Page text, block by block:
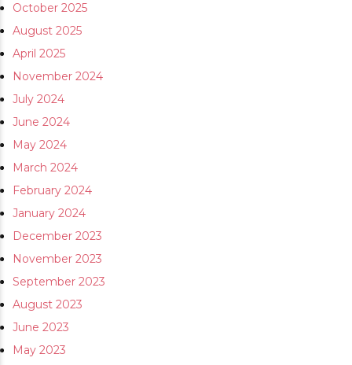
October 2025
August 2025
April 2025
November 2024
July 2024
June 2024
May 2024
March 2024
February 2024
January 2024
December 2023
November 2023
September 2023
August 2023
June 2023
May 2023